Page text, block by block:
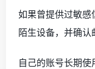
如果曾提供过敏感
陌生设备，并确认
自己的账号长期